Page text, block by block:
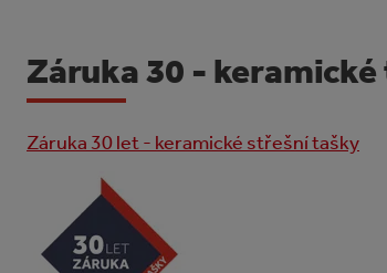
Záruka 30 -
Záruka 30 let - keramické střešní tašky